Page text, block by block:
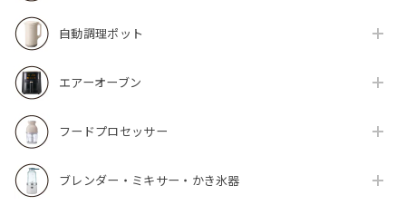
自動調理ポット
エアーオーブン
フードプロセッサー
ブレンダー・ミキサー・かき氷器